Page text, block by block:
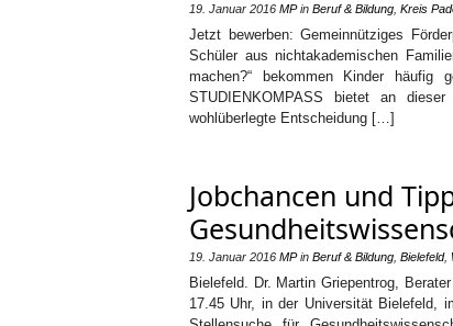
19. Januar 2016 MPin Beruf & Bildung Kreis
Jetzt bewerben: Gemeinnütziges
Schüler aus nichtakademischen
machen?“ bekommen Kinder
STUDIENKOMPASS bietet an
wohlüberlegte Entscheidung […]
Jobchancen und
19. Januar 2016 MPin Beruf & Bildung Bielefeld,
Bielefeld. Dr. Martin Griepentrog,
17.45 Uhr, in der Universität Bielefeld,